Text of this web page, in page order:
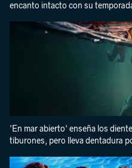
encanto intacto con su
'En mar abierto' enseña los
tiburones, pero lleva dentadura